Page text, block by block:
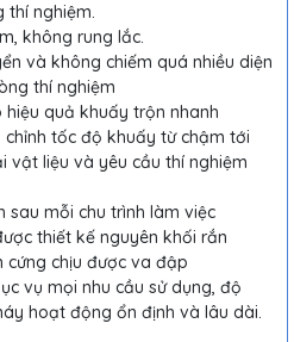
thí nghiệm.
không rung lắc.
và không chiếm quá nhiều diện
thí nghiệm
quả khuấy trộn nhanh
tốc độ khuấy từ chậm tới
vật liệu và yêu cầu thí nghiệm
sau mỗi chu trình làm việc
thiết kế nguyên khối rắn
chịu được va đập
vụ mọi nhu cầu sử dụng, độ
hoạt động ổn định và lâu dài.